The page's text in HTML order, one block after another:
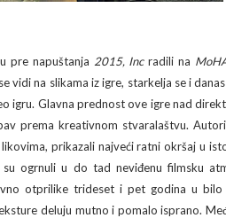
pre napuštanja 2015, Incradili na
vidi na slikama iz igre, starkelja se i
igru. Glavna prednost ove igre nad
prema kreativnom stvaralaštvu.
prikazali najveći ratni okršaj u
ogrnuli u do tad neviđenu filmsku
otprilike trideset i pet godina u bilo
deluju mutno i pomalo isprano.